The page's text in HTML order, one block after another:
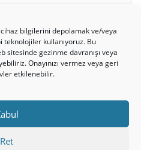
bilgilerini depolamak ve/veya
kullanıyoruz. Bu
sitesinde gezinme davranışı veya
Onayınızı vermez veya geri
etkilenebilir.
RetVideo Öğrencilik Dersleri